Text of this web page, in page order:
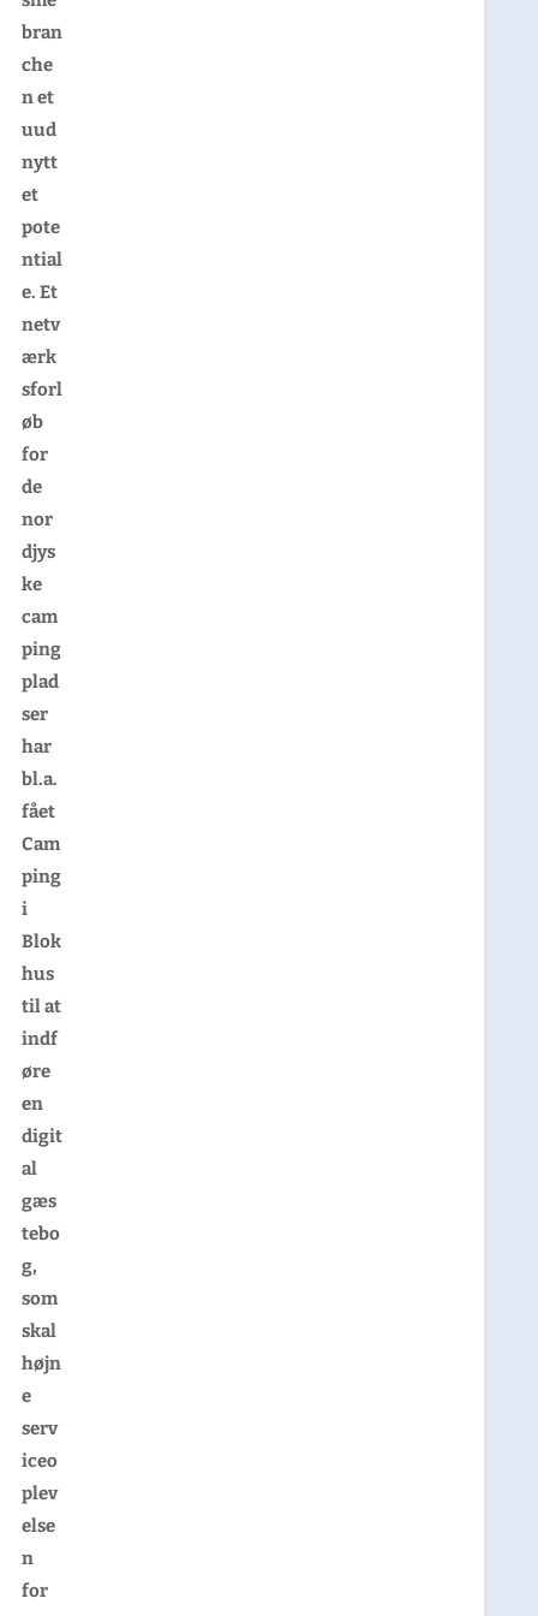
bran
che
n et
uud
nytt
et
pote
ntial
e. Et
netv
ærk
sforl
øb
for
de
nor
djys
ke
cam
ping
plad
ser
har
bl.a.
fået
Cam
ping
i
Blok
hus
til at
indf
øre
en
digit
al
gæs
tebo
g,
som
skal
højn
e
serv
iceo
plev
else
n
for